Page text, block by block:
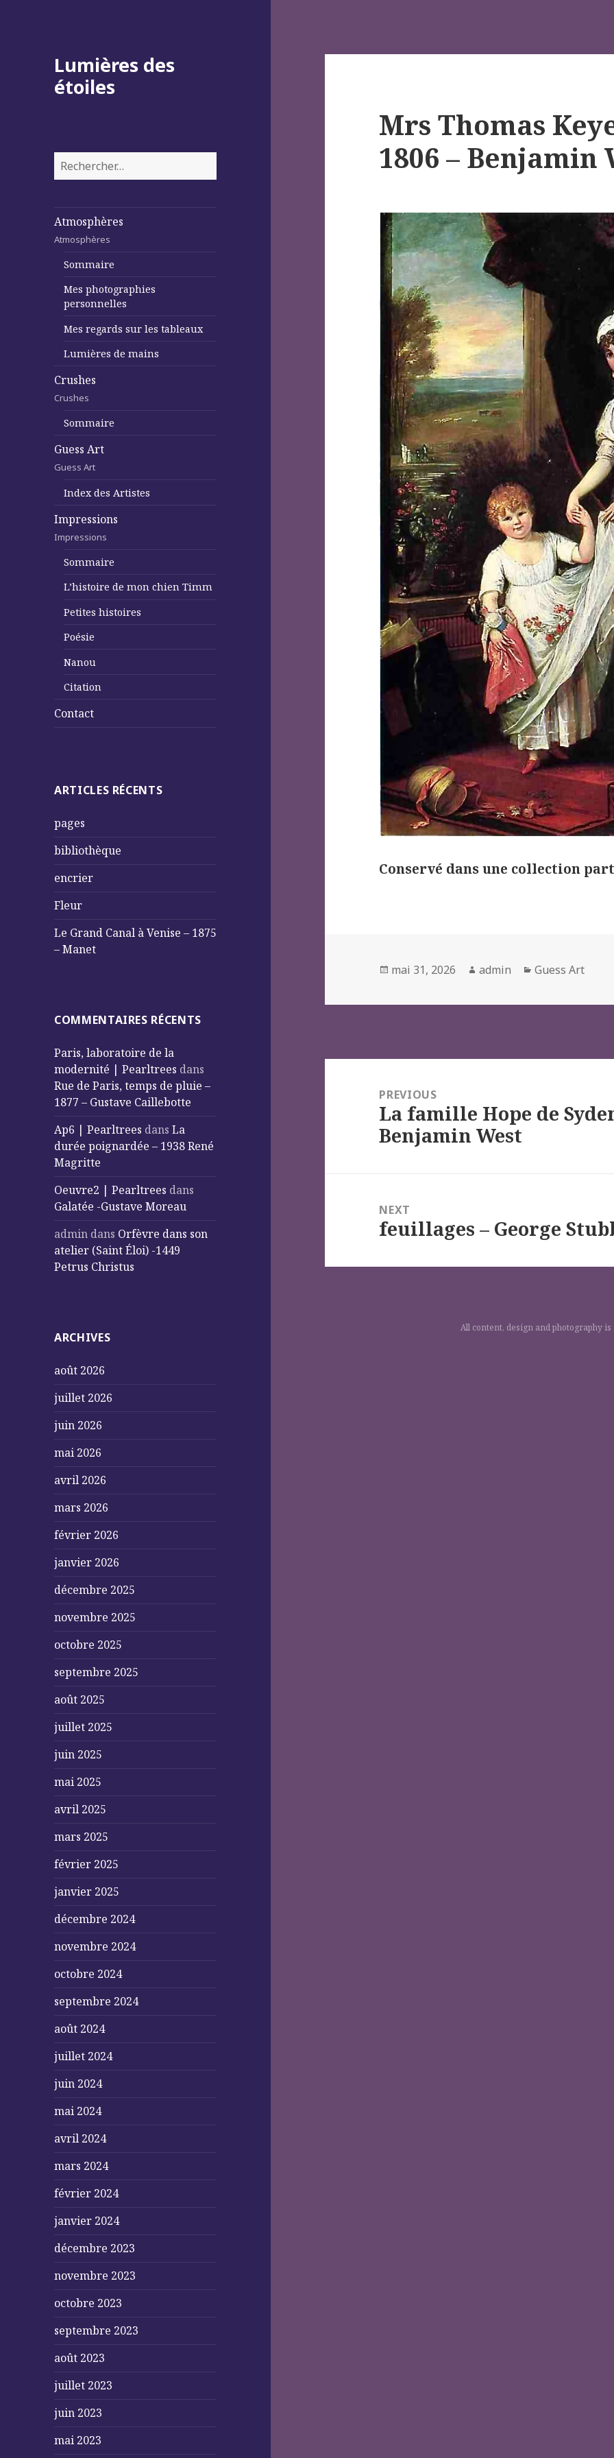
Lumières des
étoiles
Rechercher :
Atmosphères
Atmosphères
Sommaire
Mes photographies
personnelles
Mes regards sur les tableaux
Lumières de mains
Crushes
Crushes
Sommaire
Guess Art
Guess Art
Index des Artistes
Impressions
Impressions
Sommaire
L’histoire de mon chien Timm
Petites histoires
Poésie
Nanou
Citation
Contact
ARTICLES RÉCENTS
pages
bibliothèque
encrier
Fleur
Le Grand Canal à Venise – 1875
– Manet
COMMENTAIRES RÉCENTS
Paris, laboratoire de la
modernité | Pearltrees dans
Rue de Paris, temps de pluie –
1877 – Gustave Caillebotte
Ap6 | Pearltrees dansLa
durée poignardée – 1938 René
Magritte
Oeuvre2 | Pearltrees dans
Galatée -Gustave Moreau
admin dans Orfèvre dans son
atelier (Saint Éloi) -1449
Petrus Christus
ARCHIVES
août 2026
juillet 2026
juin 2026
mai 2026
avril 2026
mars 2026
février 2026
janvier 2026
décembre 2025
novembre 2025
octobre 2025
septembre 2025
août 2025
juillet 2025
juin 2025
mai 2025
avril 2025
mars 2025
février 2025
janvier 2025
décembre 2024
novembre 2024
octobre 2024
septembre 2024
août 2024
juillet 2024
juin 2024
mai 2024
avril 2024
mars 2024
février 2024
janvier 2024
décembre 2023
novembre 2023
octobre 2023
septembre 2023
août 2023
juillet 2023
juin 2023
mai 2023
Mrs Thomas
1806 – Benjamin
Conservé dans une collection
Posted
mai 31, 2026 Author
admin Categories
Guess Art
l’article
PREVIOUS
Previous
post:
La famille Hope de
Benjamin West
NEXT
Next
feuillages – George
All content, design and photography